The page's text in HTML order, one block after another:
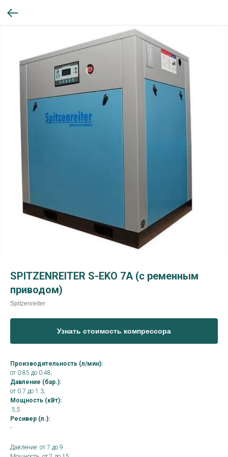
SPITZENREITER S-EKO 7A (с ременным
приводом)
Spitzenreiter
Узнать стоимость компрессора
Производительность (л/мин):
от 0.85 до 0.48;
Давление (бар.):
от 0.7 до 1.3;
Мощность (кВт):
5,5
Ресивер (л.):
-
Давление: от 7 до 9